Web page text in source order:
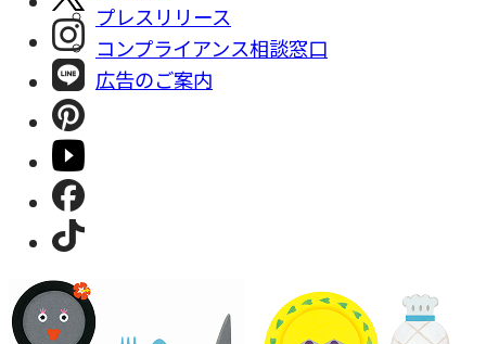
プレスリリース
コンプライアンス相談窓⼝
広告のご案内